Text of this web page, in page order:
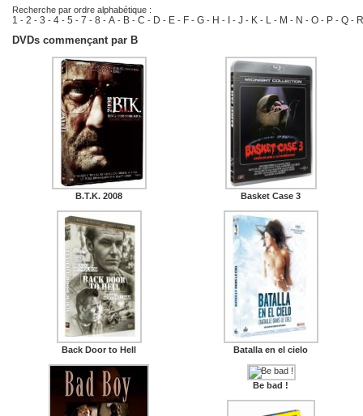
Recherche par ordre alphabétique :
1 - 2 - 3 - 4 - 5 - 7 - 8 - A - B - C - D - E - F - G - H - - J - K - L - M - N - O - P - Q - R
DVDs commençant par B
B.T.K. 2008
Back Door to Hell
Basket Case 3
Batalla en el cielo
Be bad !